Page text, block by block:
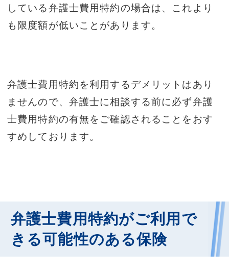
している弁護士費用特約の場合は、これより
も限度額が低いことがあります。
弁護士費用特約を利用するデメリットはあり
ませんので、弁護士に相談する前に必ず弁護
士費用特約の有無をご確認されることをおす
すめしております。
弁護士費用特約がご利用で
きる可能性のある保険